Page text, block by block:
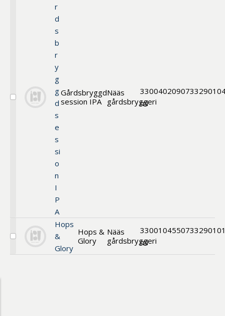
Välj
r
d
s
b
r
y
g
g
d
s
e
s
si
o
n
I
P
A
Gårdsbryggd
session IPA
Nääs
gårdsbryggeri
330
ml
040209
Välj
Hops
&
Glory
Hops &
Glory
Nääs
gårdsbryggeri
330
ml
010455